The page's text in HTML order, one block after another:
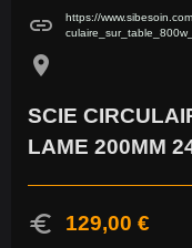
link
https://
location_on
SCIE
LAME 200MM
euro 129,00 €